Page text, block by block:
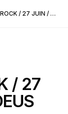
DRAG ME TO ROCK / 27 JUIN / GRATUIT / DEUS EX MACHINA
/ 27